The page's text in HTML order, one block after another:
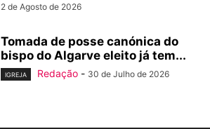
2 de Agosto de 2026
Tomada de posse canónica do
bispo do Algarve eleito já tem...
IGREJA Redação - 30 de Julho de 2026